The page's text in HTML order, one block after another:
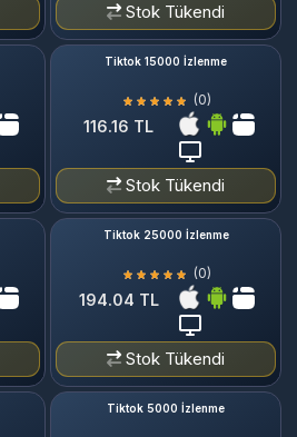
Stok Tükendi
Tiktok 15000 İzlenme
(0)
116.16 TL
Stok Tükendi
Tiktok 25000 İzlenme
(0)
194.04 TL
Stok Tükendi
Tiktok 5000 İzlenme